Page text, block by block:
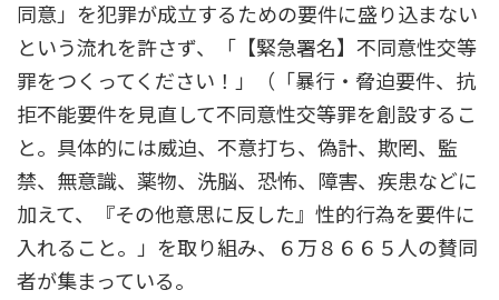
同意」を犯罪が成立するための要件に盛り込まない
という流れを許さず、「【緊急署名】不同意性交等
罪をつくってください！」（「暴行・脅迫要件、抗
拒不能要件を見直して不同意性交等罪を創設するこ
と。具体的には威迫、不意打ち、偽計、欺罔、監
禁、無意識、薬物、洗脳、恐怖、障害、疾患などに
加えて、『その他意思に反した』性的行為を要件に
入れること。」を取り組み、６万８６６５人の賛同
者が集まっている。